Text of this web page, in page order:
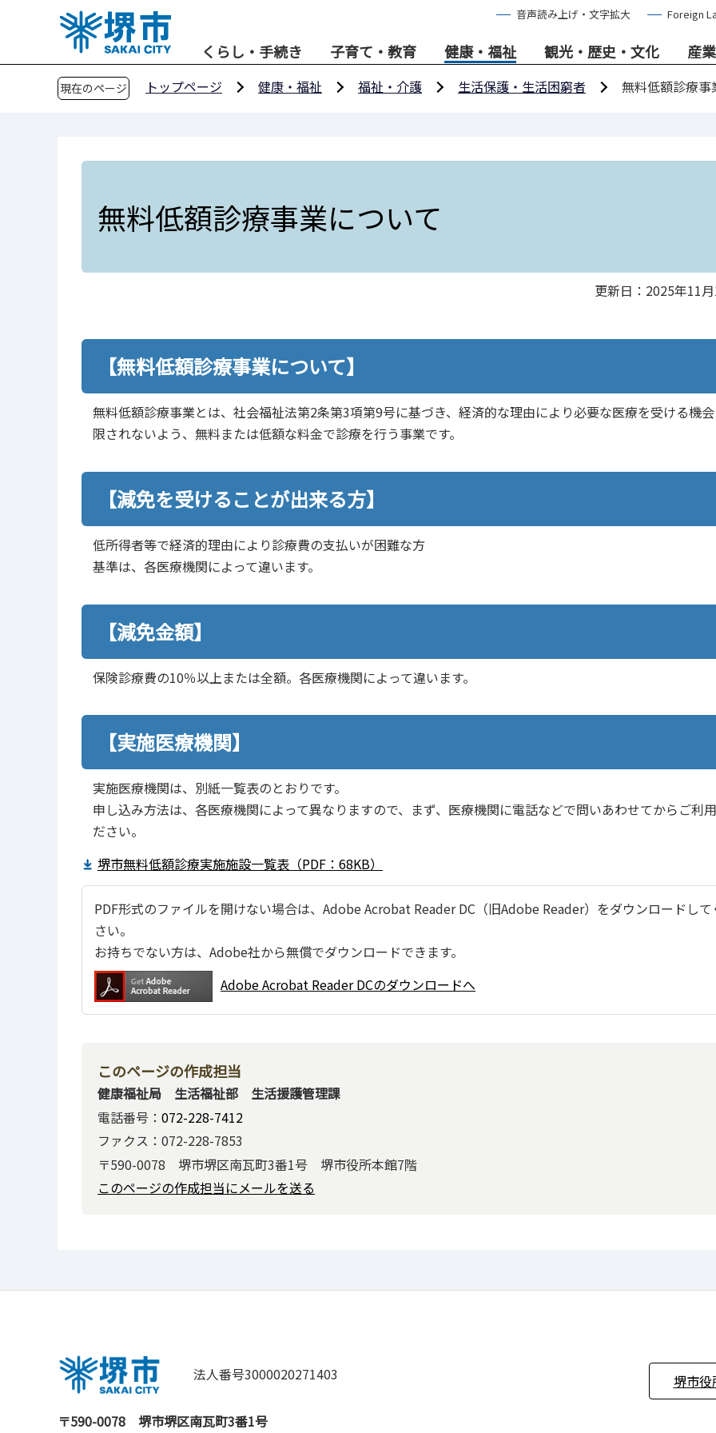
音声読み上げ・文字拡大 Foreign
くらし・手続き 子育て・教育 健康・福祉 観光・歴史・文化 産
現在のページ トップページ 健康・福祉 福祉・介護 生活保護・生活困窮者 無料低額診療事
無料低額診療事業について
更新日：2025年11
【無料低額診療事業について】
無料低額診療事業とは、社会福祉法第2条第3項第9号に基づき、経済的な理由により必要な医療を受ける機
限されないよう、無料または低額な料金で診療を行う事業です。
【減免を受けることが出来る方】
低所得者等で経済的理由により診療費の支払いが困難な方
基準は、各医療機関によって違います。
【減免金額】
保険診療費の10％以上または全額。各医療機関によって違います。
【実施医療機関】
実施医療機関は、別紙一覧表のとおりです。
申し込み方法は、各医療機関によって異なりますので、まず、医療機関に電話などで問いあわせてからご利
ださい。
堺市無料低額診療実施施設一覧表（PDF：68KB）
PDF形式のファイルを開けない場合は、Adobe Acrobat Reader DC（旧Adobe Reader）をダウンロードして
さい。
お持ちでない方は、Adobe社から無償でダウンロードできます。
Adobe Acrobat Reader DCのダウンロードへ
このページの作成担当
健康福祉局 生活福祉部 生活援護管理課
電話番号： 072-228-7412
ファクス：072-228-7853
〒590-0078 堺市堺区南瓦町3番1号 堺市役所本館7階
このページの作成担当にメールを送る
法人番号3000020271403
〒590-0078
堺市堺区南瓦町3番1号
堺市役